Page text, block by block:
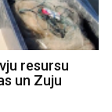
resursu
un Zuju